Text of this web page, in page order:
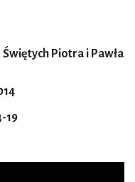
Piotra i Pawła
19